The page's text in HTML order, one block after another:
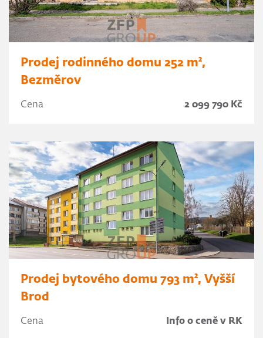
Prodej rodinného domu 252 m²,
Bezměrov
Cena 2 099 790 Kč
Prodej bytového domu 793 m², Vyšší
Brod
Cena Info o ceně v RK